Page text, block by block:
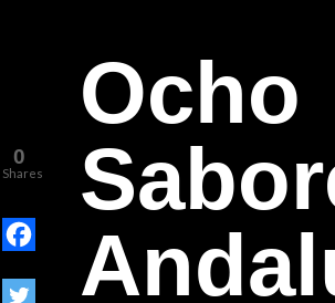
Ocho
0
Shares